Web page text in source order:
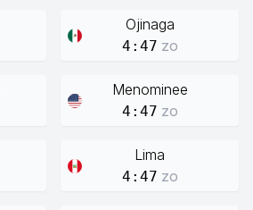
Ojinaga
4:47 zo
Menominee
4:47 zo
Lima
4:47 zo